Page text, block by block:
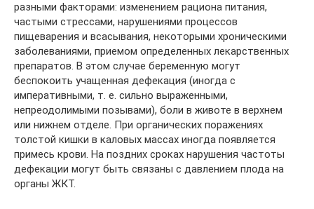
разными факторами: изменением рациона питания,
частыми стрессами, нарушениями процессов
пищеварения и всасывания, некоторыми хроническими
заболеваниями, приемом определенных лекарственных
препаратов. В этом случае беременную могут
беспокоить учащенная дефекация (иногда с
императивными, т. е. сильно выраженными,
непреодолимыми позывами), боли в животе в верхнем
или нижнем отделе. При органических поражениях
толстой кишки в каловых массах иногда появляется
примесь крови. На поздних сроках нарушения частоты
дефекации могут быть связаны с давлением плода на
органы ЖКТ.